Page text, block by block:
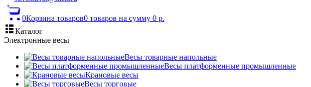
0Корзина товаров0 товаров на сумму 0 р.
Каталог
Электронные весы
Весы товарные напольные
Весы платформенные промышленные
Крановые весы
Весы торговые